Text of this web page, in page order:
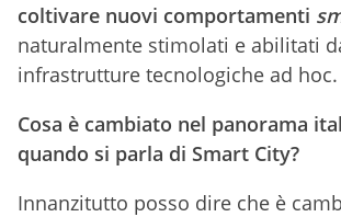
coltivare nuovi comportamenti
naturalmente stimolati e abilitati
infrastrutture tecnologiche ad hoc.
Cosa è cambiato nel panorama
quando si parla di Smart City?
Innanzitutto posso dire che è